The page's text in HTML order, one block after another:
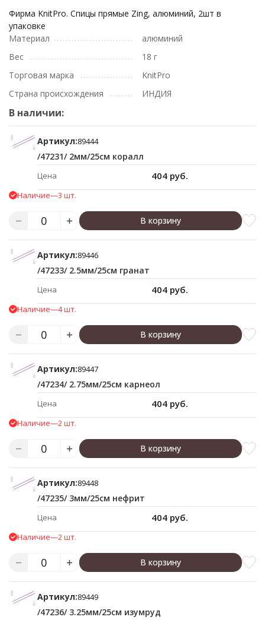
Фирма KnitPro. Спицы прямые Zing, алюминий, 2шт в
упаковке
Материал
алюминий
Вес
18 г
Торговая марка
KnitPro
Страна происхождения
ИНДИЯ
В наличии:
Артикул:89444
/47231/ 2мм/25см коралл
Цена 404 руб.
Наличие—3 шт.
В корзину
Артикул:89446
/47233/ 2.5мм/25см гранат
Цена 404 руб.
Наличие—4 шт.
В корзину
Артикул:89447
/47234/ 2.75мм/25см карнеол
Цена 404 руб.
Наличие—2 шт.
В корзину
Артикул:89448
/47235/ 3мм/25см нефрит
Цена 404 руб.
Наличие—2 шт.
В корзину
Артикул:89449
/47236/ 3.25мм/25см изумруд